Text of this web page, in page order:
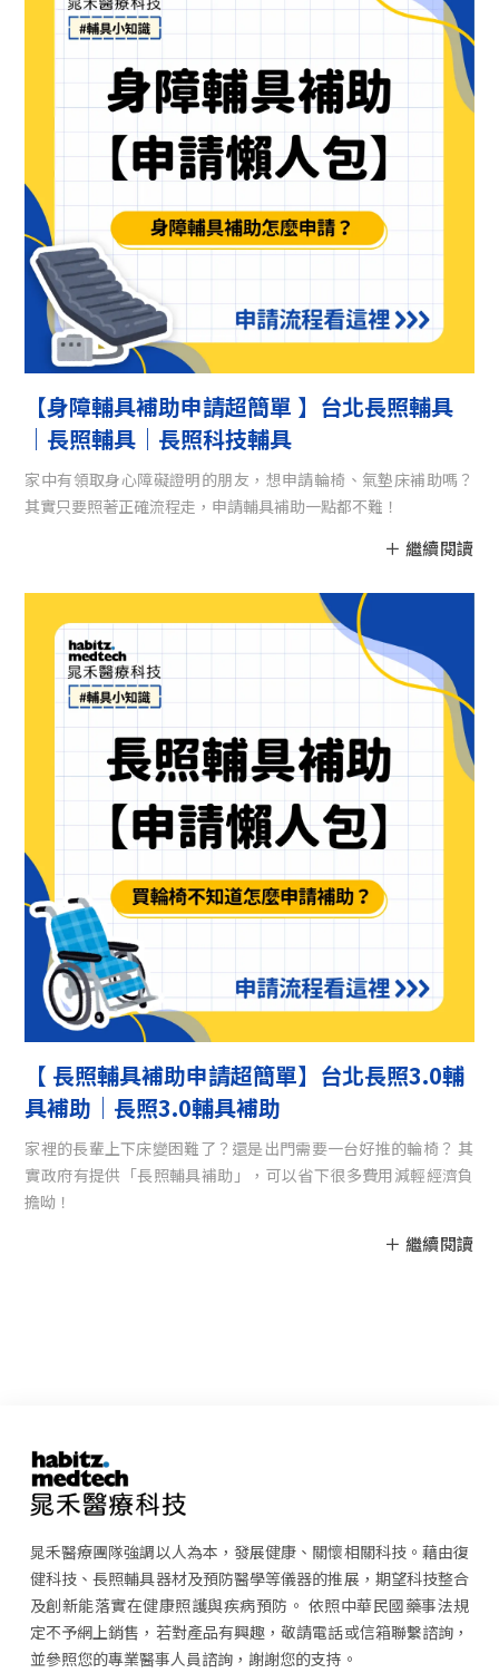
【身障輔具補助申請超簡單 】台北長照輔具
｜長照輔具｜長照科技輔具
家中有領取身心障礙證明的朋友，想申請輪椅、氣墊床補助嗎？
其實只要照著正確流程走，申請輔具補助一點都不難！
【 長照輔具補助申請超簡單】台北長照3.0輔
具補助｜長照3.0輔具補助
家裡的長輩上下床變困難了？還是出門需要一台好推的輪椅？ 其
實政府有提供「長照輔具補助」，可以省下很多費用減輕經濟負
擔呦！
晁禾醫療團隊強調以人為本，發展健康、關懷相關科技。藉由復
健科技、長照輔具器材及預防醫學等儀器的推展，期望科技整合
及創新能落實在健康照護與疾病預防。 依照中華民國藥事法規
定不予網上銷售，若對產品有興趣，敬請電話或信箱聯繫諮詢，
並參照您的專業醫事人員諮詢，謝謝您的支持。